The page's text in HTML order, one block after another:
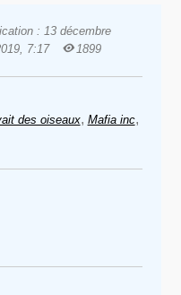
: 13 décembre
7:17 1899
des oiseaux, Mafia inc,